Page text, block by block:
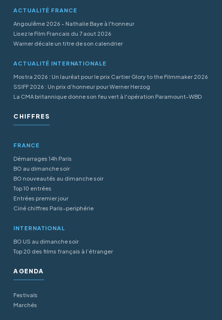
ACTUALITÉ FRANCE
Angoulême 2026 - Nathalie Baye à l'honneur
Lisez le Film Francais du 7 aout 2026
Warner décale un titre de son calendrier
ACTUALITÉ INTERNATIONALE
Mostra 2026 : Un lauréat pour le prix Cartier Glory to the Filmmaker 2026
SSIFF 2026 : Un prix d’honneur pour Werner Herzog
La CMA britannique donne son feu vert à l'opération Paramount-WBD
CHIFFRES
FRANCE
Démarrages 14h Paris
BO au dimanche soir
BO nouveautés au dimanche soir
Top 10 entrées
Entrées premier jour
Ciné chiffres Paris-periphérie
INTERNATIONAL
BO US au dimanche soir
Top 20 des films français à l’étranger
AGENDA
Festivals
Marchés